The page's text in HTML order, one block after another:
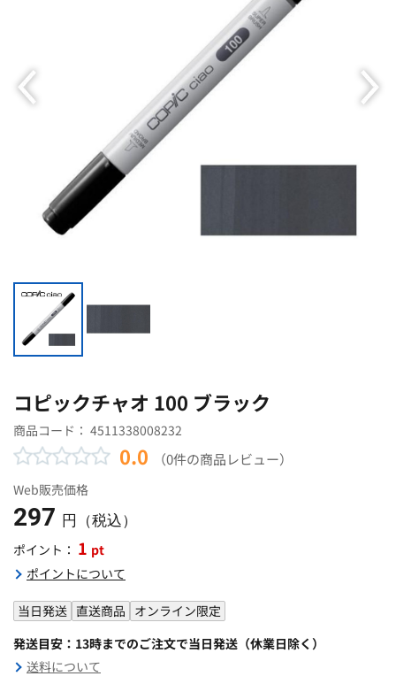
コピックチャオ 100 ブラック
商品コード： 4511338008232
0.0 （0件の商品レビュー）
Web販売価格
297 円（税込）
ポイント： 1 pt
ポイントについて
当日発送 直送商品 オンライン限定
発送目安：13時までのご注文で当日発送（休業日除く）
送料について